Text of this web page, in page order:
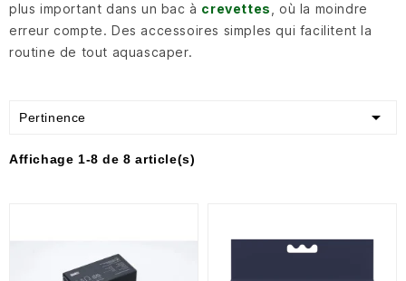
plus important dans un bac à crevettes
, où la moindre
erreur compte. Des accessoires simples qui facilitent la
routine de tout aquascaper.
Pertinence 
Affichage 1-8 de 8 article(s)